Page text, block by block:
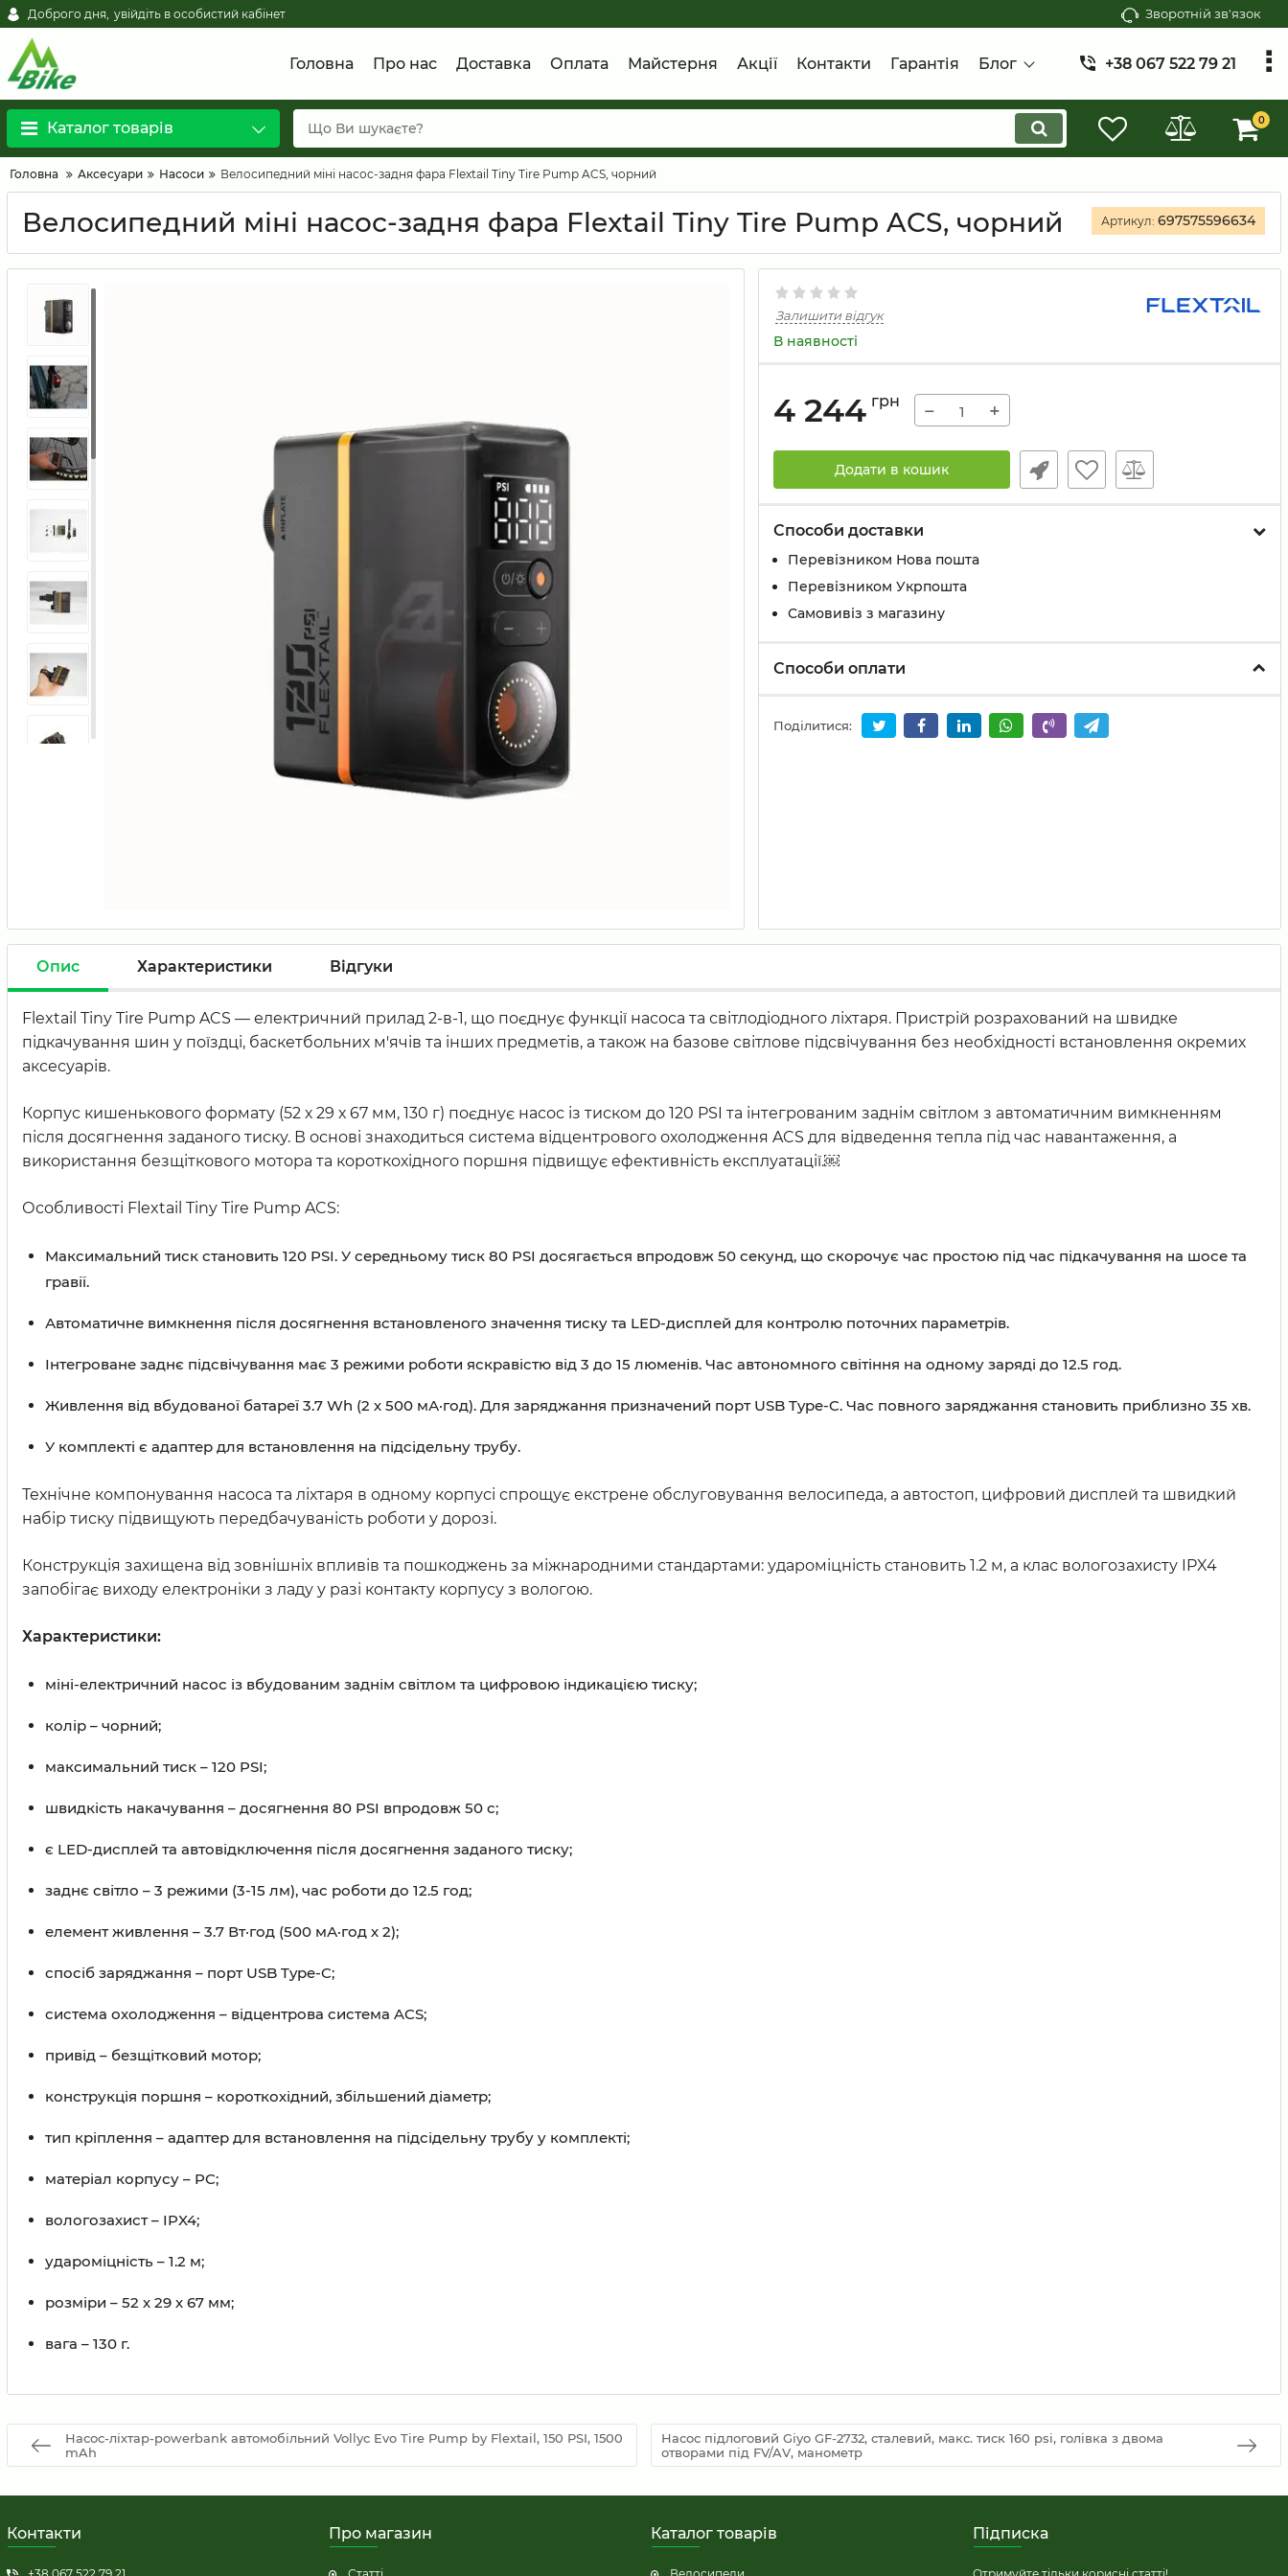
Доброго дня, увійдіть в особистий кабінет Зворотній зв'язок
Головна Про нас Доставка Оплата Майстерня Акції Контакти Гарантія Блог +38 067 522 79 21
Каталог товарів 0
Головна Аксесуари Насоси Велосипедний міні насос-задня фара Flextail Tiny Tire Pump ACS, чорний
Велосипедний міні насос-задня фара Flextail Tiny Tire Pump ACS, чорний Артикул: 697575596634
Залишити відгук
В наявності
4 244 грн − +
Додати в кошик
Способи доставки
Перевізником Нова пошта
Перевізником Укрпошта
Самовивіз з магазину
Способи оплати
Поділитися:
Опис Характеристики Відгуки
Flextail Tiny Tire Pump ACS — електричний прилад 2-в-1, що поєднує функції насоса та світлодіодного ліхтаря. Пристрій розрахований на швидке
підкачування шин у поїздці, баскетбольних м'ячів та інших предметів, а також на базове світлове підсвічування без необхідності встановлення окремих
аксесуарів.
Корпус кишенькового формату (52 х 29 х 67 мм, 130 г) поєднує насос із тиском до 120 PSI та інтегрованим заднім світлом з автоматичним вимкненням
після досягнення заданого тиску. В основі знаходиться система відцентрового охолодження ACS для відведення тепла під час навантаження, а
використання безщіткового мотора та короткохідного поршня підвищує ефективність експлуатації.￼
Особливості Flextail Tiny Tire Pump ACS:
Максимальний тиск становить 120 PSI. У середньому тиск 80 PSI досягається впродовж 50 секунд, що скорочує час простою під час підкачування на шосе та
гравії.
Автоматичне вимкнення після досягнення встановленого значення тиску та LED-дисплей для контролю поточних параметрів.
Інтегроване заднє підсвічування має 3 режими роботи яскравістю від 3 до 15 люменів. Час автономного світіння на одному заряді до 12.5 год.
Живлення від вбудованої батареї 3.7 Wh (2 х 500 мА·год). Для заряджання призначений порт USB Type-C. Час повного заряджання становить приблизно 35 хв.
У комплекті є адаптер для встановлення на підсідельну трубу.
Технічне компонування насоса та ліхтаря в одному корпусі спрощує екстрене обслуговування велосипеда, а автостоп, цифровий дисплей та швидкий
набір тиску підвищують передбачуваність роботи у дорозі.
Конструкція захищена від зовнішніх впливів та пошкоджень за міжнародними стандартами: удароміцність становить 1.2 м, а клас вологозахисту IPX4
запобігає виходу електроніки з ладу у разі контакту корпусу з вологою.
Характеристики:
міні-електричний насос із вбудованим заднім світлом та цифровою індикацією тиску;
колір – чорний;
максимальний тиск – 120 PSI;
швидкість накачування – досягнення 80 PSI впродовж 50 с;
є LED-дисплей та автовідключення після досягнення заданого тиску;
заднє світло – 3 режими (3-15 лм), час роботи до 12.5 год;
елемент живлення – 3.7 Вт·год (500 мА·год х 2);
спосіб заряджання – порт USB Type-C;
система охолодження – відцентрова система ACS;
привід – безщітковий мотор;
конструкція поршня – короткохідний, збільшений діаметр;
тип кріплення – адаптер для встановлення на підсідельну трубу у комплекті;
матеріал корпусу – PC;
вологозахист – IPX4;
удароміцність – 1.2 м;
розміри – 52 х 29 х 67 мм;
вага – 130 г.
Насос-ліхтар-powerbank автомобільний Vollyc Evo Tire Pump by Flextail, 150 PSI, 1500
mAh
Насос підлоговий Giyo GF-2732, сталевий, макс. тиск 160 psi, голівка з двома
отворами під FV/AV, манометр
Контакти Про магазин Каталог товарів Підписка